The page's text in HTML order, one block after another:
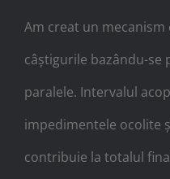
Am creat un mecanism
câștigurile bazându-se
paralele. Intervalul
impedimentele ocolite
contribuie la totalul